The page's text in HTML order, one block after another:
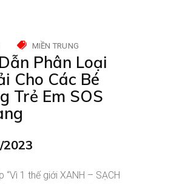
MIỀN TRUNG
Phân Loại
Cho Các Bé
Trẻ Em SOS
2023
“Vì 1 thế giới XANH – SẠCH